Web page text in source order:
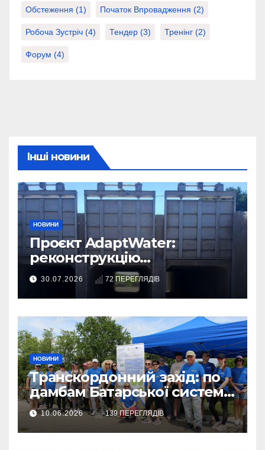
Обстеження (1) Початок Впровадження (2)
Робоча Зустріч (4) Тендер (3) Тренінг (2)
Форум (4)
Інші новини
НОВИНИ
Проєкт AdaptWater:
реконструкцію
розподільчого шлюза
завершено
30.07.2026 72 ПЕРЕГЛЯДІВ
НОВИНИ
Транскордонний захід: по
дамбам Батарської системи
– на велосипедах
10.06.2026 139 ПЕРЕГЛЯДІВ